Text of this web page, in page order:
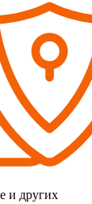
и других